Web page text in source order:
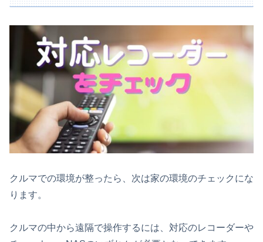
クルマでの環境が整ったら、次は家の環境のチェックにな
ります。
クルマの中から遠隔で操作するには、対応のレコーダーや